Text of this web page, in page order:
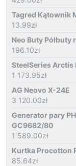
Tagred Kątownik
13.99zł
Neo Buty
196.10zł
SteelSeries
1 173.95zł
AG Neovo X-24E
3 120.00zł
Generator pary
GC9682/80
1 589.00zł
Kurtka Procotton
85.64zł